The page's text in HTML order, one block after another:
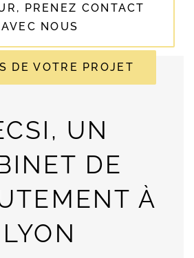
PRENEZ CONTACT
AVEC NOUS
DE VOTRE PROJET
UN
DE
À
LYON